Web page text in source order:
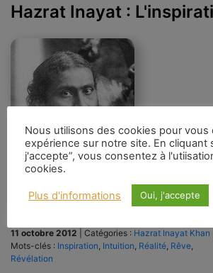
Hazrat Inayat :
11 octobre 2012 Catégories : Hazrat Inayat Khan
Mots-clés : Inspiration, Intuition, Réalité, Rêve,
Révélation
Nous utilisons des cookies pour vous
expérience sur notre site. En cliquant
j'accepte”, vous consentez à
cookies.
Plus d'informations Oui, j'accepte